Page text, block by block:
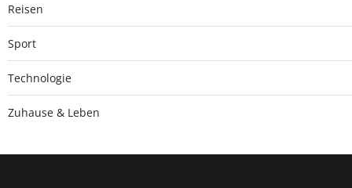
Reisen
Sport
Technologie
Zuhause & Leben